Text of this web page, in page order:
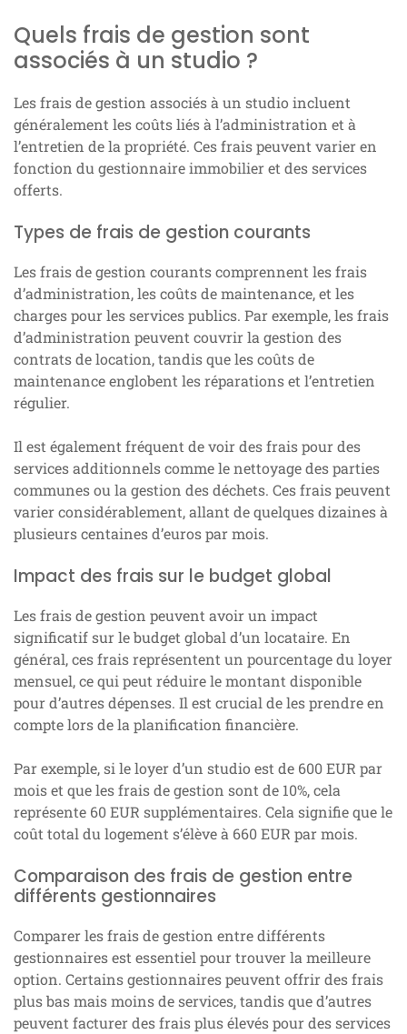
Quels frais de gestion sont
associés à un studio ?
Les frais de gestion associés à un studio incluent
généralement les coûts liés à l’administration et à
l’entretien de la propriété. Ces frais peuvent varier en
fonction du gestionnaire immobilier et des services
offerts.
Types de frais de gestion courants
Les frais de gestion courants comprennent les frais
d’administration, les coûts de maintenance, et les
charges pour les services publics. Par exemple, les frais
d’administration peuvent couvrir la gestion des
contrats de location, tandis que les coûts de
maintenance englobent les réparations et l’entretien
régulier.
Il est également fréquent de voir des frais pour des
services additionnels comme le nettoyage des parties
communes ou la gestion des déchets. Ces frais peuvent
varier considérablement, allant de quelques dizaines à
plusieurs centaines d’euros par mois.
Impact des frais sur le budget global
Les frais de gestion peuvent avoir un impact
significatif sur le budget global d’un locataire. En
général, ces frais représentent un pourcentage du loyer
mensuel, ce qui peut réduire le montant disponible
pour d’autres dépenses. Il est crucial de les prendre en
compte lors de la planification financière.
Par exemple, si le loyer d’un studio est de 600 EUR par
mois et que les frais de gestion sont de 10%, cela
représente 60 EUR supplémentaires. Cela signifie que le
coût total du logement s’élève à 660 EUR par mois.
Comparaison des frais de gestion entre
différents gestionnaires
Comparer les frais de gestion entre différents
gestionnaires est essentiel pour trouver la meilleure
option. Certains gestionnaires peuvent offrir des frais
plus bas mais moins de services, tandis que d’autres
peuvent facturer des frais plus élevés pour des services